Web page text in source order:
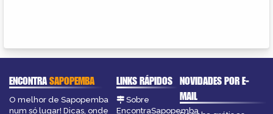
ENCONTRASAPOPEMBA
O melhor de Sapopemba
num só lugar! Dicas, onde
LINKS RÁPIDOS
Sobre
EncontraSapopemba
NOVIDADES POR E-
MAIL